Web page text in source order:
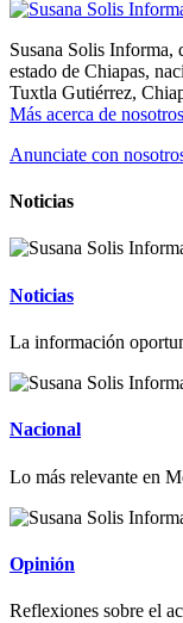
Susana Solis Informa,
estado de Chiapas,
Tuxtla Gutiérrez,
Más acerca de nosotros
Anunciate con
Noticias
Noticias
La información
Nacional
Lo más relevante en
Opinión
Reflexiones sobre el